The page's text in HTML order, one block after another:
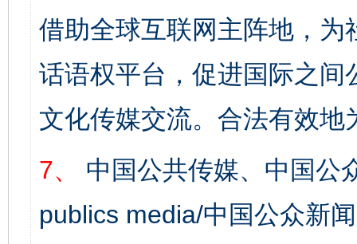
借助全球互联网主阵地，
话语权平台，促进国际之
文化传媒交流。合法有效地
7、
中国公共传媒、中国公
publics media/中国公众新